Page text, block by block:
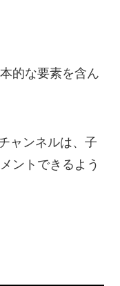
的な要素を含ん
ャンネルは、子
ントできるよう